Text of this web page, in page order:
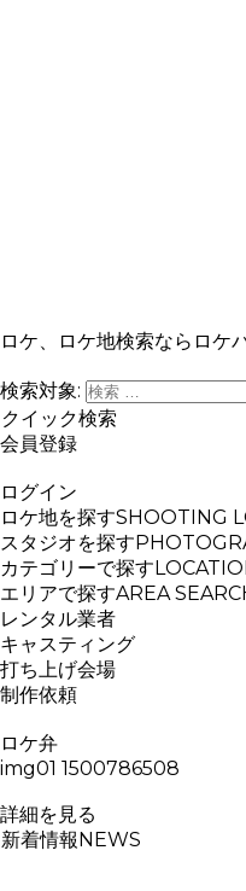
ロケ、ロケ地検索ならロケ
検索対象:
クイック検索
会員登録
ログイン
ロケ地を探すSHOOTING
スタジオを探す
カテゴリーで探す
エリアで探すAREA
レンタル業者
キャスティング
打ち上げ会場
制作依頼
ロケ弁
img01 1500786508
詳細を見る
新着情報NEWS